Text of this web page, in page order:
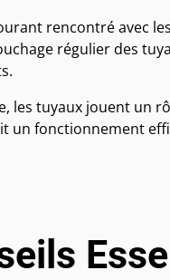
rencontré avec
régulier des
les tuyaux jouent
un fonctionnement